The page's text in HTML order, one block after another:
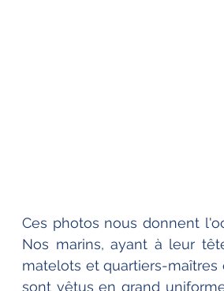
Ces photos nous donnent
Nos marins, ayant à leur
matelots et quartiers-
sont vêtus en grand